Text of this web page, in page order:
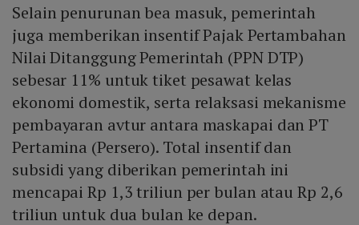
Selain penurunan bea masuk, pemerintah
juga memberikan insentif Pajak Pertambahan
Nilai Ditanggung Pemerintah (PPN DTP)
sebesar 11% untuk tiket pesawat kelas
ekonomi domestik, serta relaksasi mekanisme
pembayaran avtur antara maskapai dan PT
Pertamina (Persero). Total insentif dan
subsidi yang diberikan pemerintah ini
mencapai Rp 1,3 triliun per bulan atau Rp 2,6
triliun untuk dua bulan ke depan.